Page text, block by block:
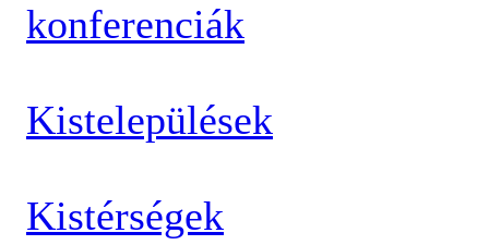
konferenciák
Kistelepülések
Kistérségek